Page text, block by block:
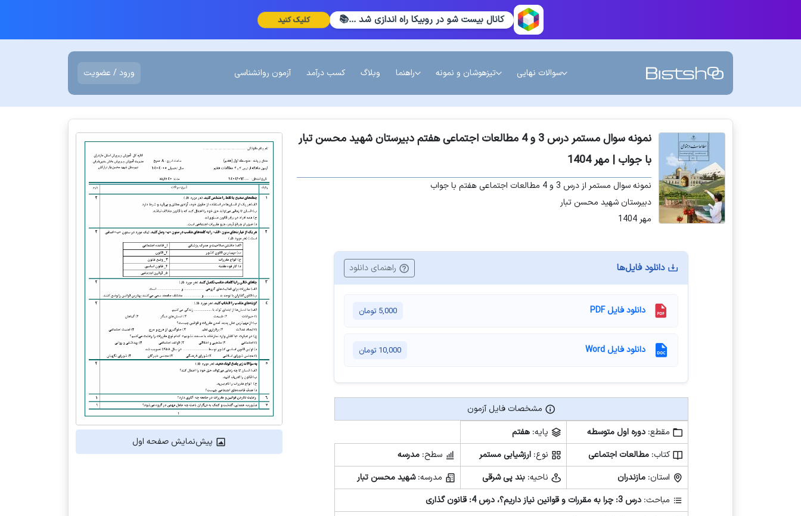
کانال بیست شو در روبیکا راه اندازی شد ...📚 کلیک کنید
سوالات نهایی تیزهوشان و نمونه راهنما وبلاگ کسب درآمد آزمون روانشناسی ورود / عضویت
نمونه سوال مستمر درس 3 و 4 مطالعات اجتماعی هفتم دبیرستان شهید محسن تبار
با جواب | مهر 1404
نمونه سوال مستمر از درس 3 و 4 مطالعات اجتماعی هفتم با جواب
دبیرستان شهید محسن تبار
مهر 1404
دانلود فایل‌ها راهنمای دانلود
دانلود فایل PDF 5,000 تومان
دانلود فایل Word 10,000 تومان
مشخصات فایل آزمون
مشخصات فایل آزمون
مقطع: دوره اول متوسطه پایه: هفتم
کتاب: مطالعات اجتماعی نوع: ارزشیابی مستمر سطح: مدرسه
استان: مازندران ناحیه: بند پی شرقی مدرسه:شهید محسن تبار
مباحث: درس 3: چرا به مقررات و قوانین نیاز داریم؟، درس 4: قانون گذاری
پیش‌نمایش صفحه اول